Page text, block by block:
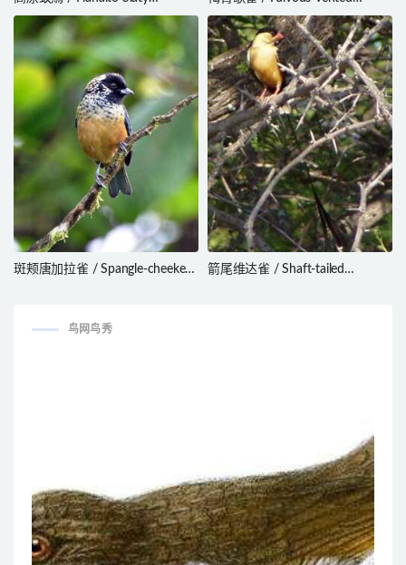
Antshrike / Thamnophilus pelzelni
Euphonia / Euphonia fulvicrissa
斑颊唐加拉雀 / Spangle-cheeked
箭尾维达雀 / Shaft-tailed
鸟网鸟秀